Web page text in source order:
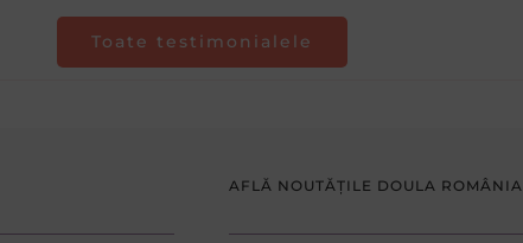
Toate testimonialele
AFLĂ NOUTĂȚILE DOULA ROMÂNIA